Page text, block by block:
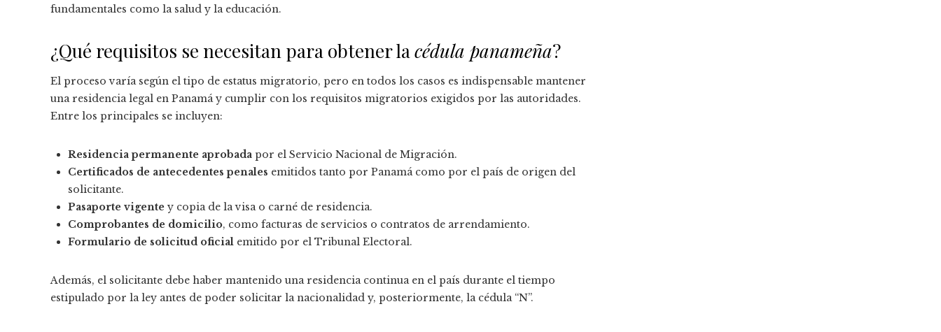
fundamentales como la salud y la educación.
¿Qué requisitos se necesitan para obtener lacédula panameña?
El proceso varía según el tipo de estatus migratorio, pero en todos los casos es indispensable mantener
una residencia legal en Panamá y cumplir con los requisitos migratorios exigidos por las autoridades.
Entre los principales se incluyen:
Residencia permanente aprobada por el Servicio Nacional de Migración.
Certificados de antecedentes penales emitidos tanto por Panamá como por el país de origen del
solicitante.
Pasaporte vigente y copia de la visa o carné de residencia.
Comprobantes de domicilio, como facturas de servicios o contratos de arrendamiento.
Formulario de solicitud oficial emitido por el Tribunal Electoral.
Además, el solicitante debe haber mantenido una residencia continua en el país durante el tiempo
estipulado por la ley antes de poder solicitar la nacionalidad y, posteriormente, la cédula “N”.